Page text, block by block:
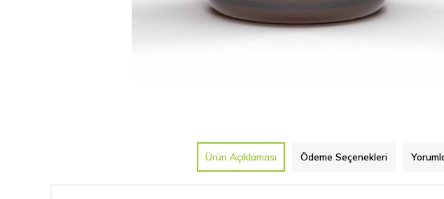
Ürün Açıklaması Ödeme Seçenekleri